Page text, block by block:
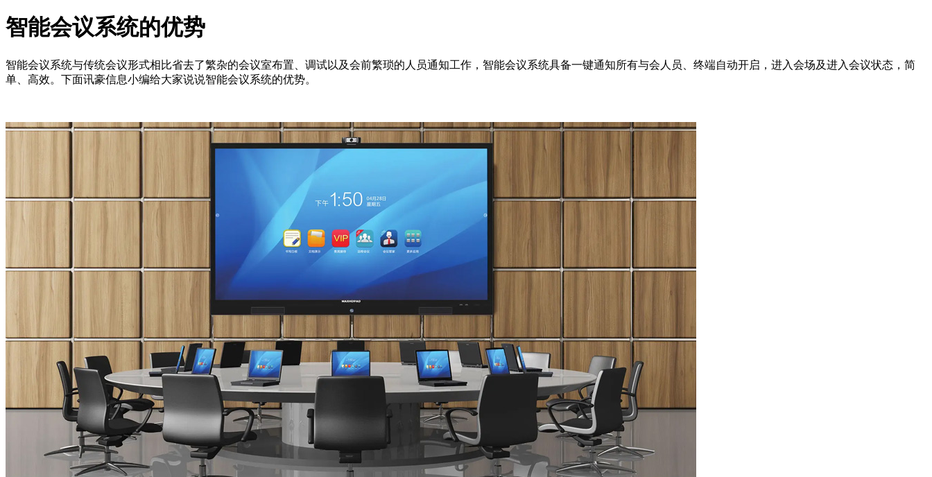
智能会议系统的优势
智能会议系统与传统会议形式相比省去了繁杂的会议室布置、调试以及会前繁琐的人员通知工作，智能会议系统具备一键通知所有与会人员、终端自动开启，进入会场及进入会议状态，简
单、高效。下面讯豪信息小编给大家说说智能会议系统的优势。